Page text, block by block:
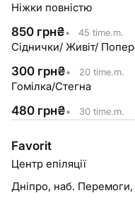
Ніжки повністю
850 грн₴• 45 time.m.
Сіднички/ Живіт/
300 грн₴• 20 time.m.
Гомілка/Стегна
480 грн₴• 30 time.m.
Favorit
Центр епіляції
Дніпро, наб.